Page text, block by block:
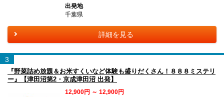
出発地
千葉県
詳細を見る
3
『野菜詰め放題＆お米すくいなど体験も盛りだくさん！８８８ミステリ
ー』【津田沼第2・京成津田沼 出発】
12,900円 ～ 12,900円